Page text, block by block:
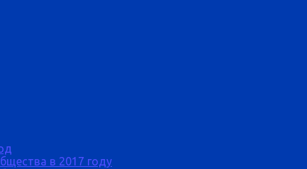
в 2017 году